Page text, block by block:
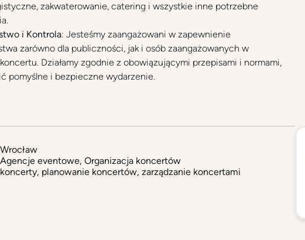
zakwaterowanie, catering i wszystkie inne potrzebne
i Kontrola: Jesteśmy zaangażowani w zapewnienie
zarówno dla publiczności, jak i osób zaangażowanych w
Działamy zgodnie z obowiązującymi przepisami i normami,
pomyślne i bezpieczne wydarzenie.
Wrocław
Agencje eventowe, Organizacja koncertów
koncerty, planowanie koncertów, zarządzanie koncertami